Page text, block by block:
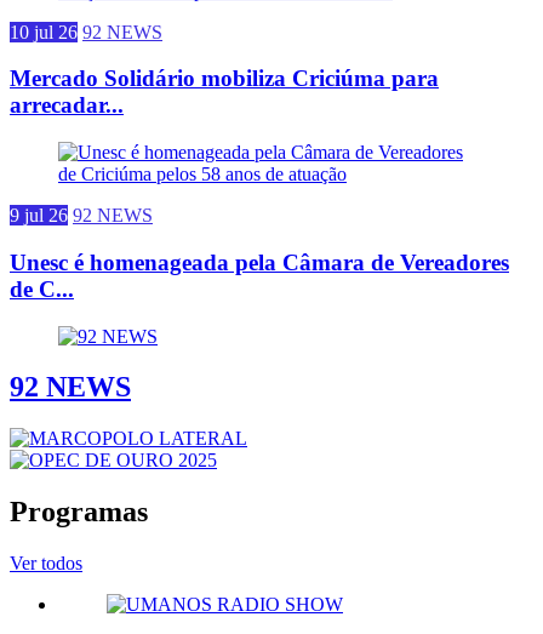
10 jul 26 92 NEWS
Mercado Solidário mobiliza Criciúma para
arrecadar...
9 jul 26 92 NEWS
Unesc é homenageada pela Câmara de Vereadores
de C...
92 NEWS
Programas
Ver todos